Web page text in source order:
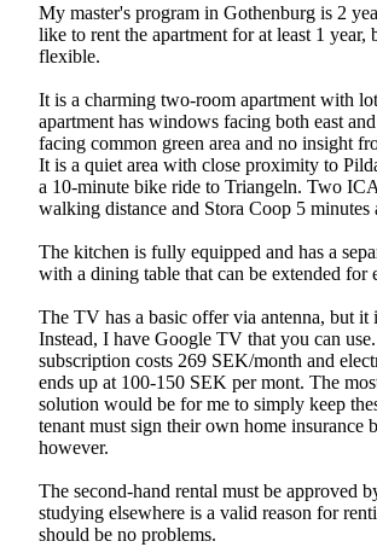
My master's program in Gothenburg is 2
like to rent the apartment for at least 1 year,
flexible.
It is a charming two-room apartment with
apartment has windows facing both east
facing common green area and no insight
It is a quiet area with close proximity to
a 10-minute bike ride to Triangeln. Two
walking distance and Stora Coop 5 minutes
The kitchen is fully equipped and has a
with a dining table that can be extended for
The TV has a basic offer via antenna, but it
Instead, I have Google TV that you can
subscription costs 269 SEK/month and
ends up at 100-150 SEK per mont. The
solution would be for me to simply keep
tenant must sign their own home insurance
however.
The second-hand rental must be approved
studying elsewhere is a valid reason for
should be no problems.